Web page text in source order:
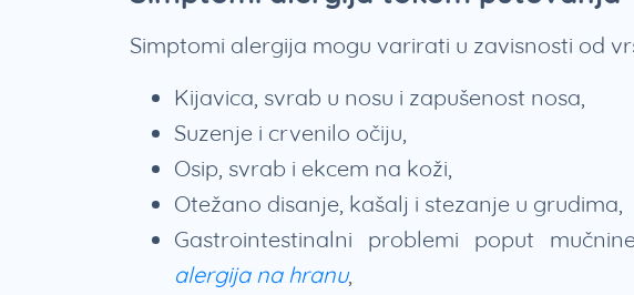
Simptomi alergija mogu varirati u zavisnosti od
Kijavica, svrab u nosu i zapušenost nosa,
Suzenje i crvenilo očiju,
Osip, svrab i ekcem na koži,
Otežano disanje, kašalj i stezanje u grudima,
Gastrointestinalni problemi poput
alergija na hranu,